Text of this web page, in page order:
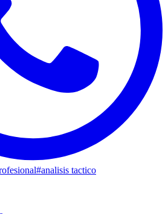
#analisis tactico